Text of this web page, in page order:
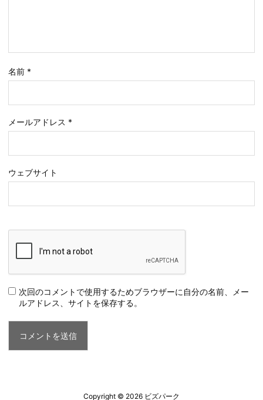
名前 *
メールアドレス *
ウェブサイト
次回のコメントで使用するためブラウザーに自分の名前、メー
ルアドレス、サイトを保存する。
Copyright © 2026 ビズパーク